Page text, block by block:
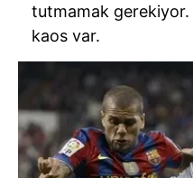
tutmamak
kaos var.